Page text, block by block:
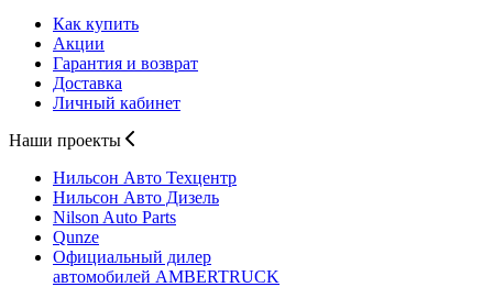
Как купить
Акции
Гарантия и возврат
Доставка
Личный кабинет
Наши проекты
Нильсон Авто Техцентр
Нильсон Авто Дизель
Nilson Auto Parts
Qunze
Официальный дилер
автомобилей AMBERTRUCK